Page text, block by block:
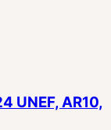
UNEF, AR10,